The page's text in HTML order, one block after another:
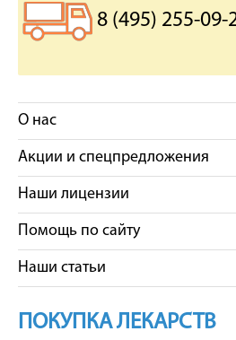
8 (495) 255-09-
О нас
Акции и спецпредложения
Наши лицензии
Помощь по сайту
Наши статьи
ПОКУПКА ЛЕКАРСТВ